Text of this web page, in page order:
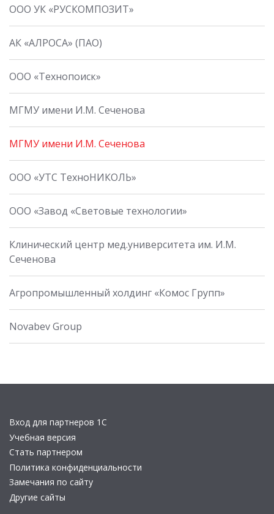
ООО УК «РУСКОМПОЗИТ»
АК «АЛРОСА» (ПАО)
ООО «Технопоиск»
МГМУ имени И.М. Сеченова
МГМУ имени И.М. Сеченова
ООО «УТС ТехноНИКОЛЬ»
ООО «Завод «Световые технологии»
Клинический центр мед.университета им. И.М.
Сеченова
Агропромышленный холдинг «Комос Групп»
Novabev Group
Вход для партнеров 1С
Учебная версия
Стать партнером
Политика конфиденциальности
Замечания по сайту
Другие сайты